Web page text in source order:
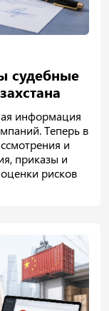
судебные
информация
Теперь в
и
приказы и
рисков